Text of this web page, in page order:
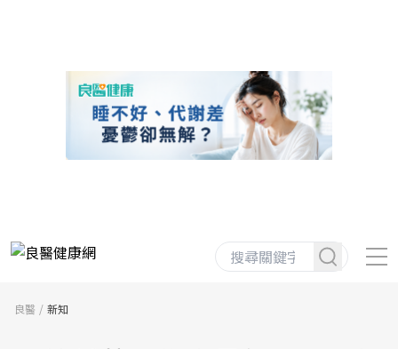
良醫 新知